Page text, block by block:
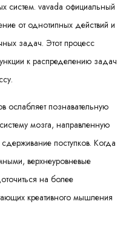
систем. vavada официальный
от однотипных действий и
задач. Этот процесс
к распределению задач
ослабляет познавательную
мозга, направленную
поступков. Когда
верхнеуровневые
на более
креативного мышления